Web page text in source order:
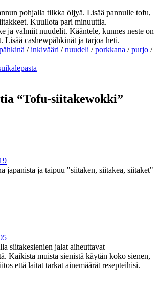
pohjalla tilkka öljyä. Lisää pannulle tofu,
Kuullota pari minuuttia.
ja valmiit nuudelit. Kääntele, kunnes neste on
Lisää cashewpähkinät ja tarjoa heti.
/inkivääri /nuudeli /porkkana /purjo /
“Tofu-siitakewokki”
japanista ja taipuu "siitaken, siitakea, siitaket"
siitakesienien jalat aiheuttavat
Kaikista muista sienistä käytän koko sienen,
että laitat tarkat ainemäärät resepteihisi.